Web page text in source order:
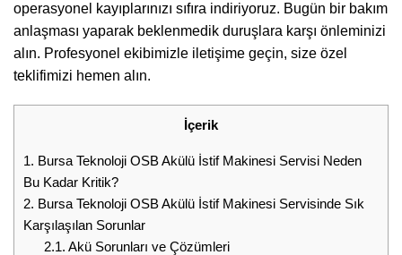
operasyonel kayıplarınızı sıfıra indiriyoruz. Bugün bir bakım
anlaşması yaparak beklenmedik duruşlara karşı önleminizi
alın. Profesyonel ekibimizle iletişime geçin, size özel
teklifimizi hemen alın.
İçerik
1. Bursa Teknoloji OSB Akülü İstif Makinesi Servisi Neden
Bu Kadar Kritik?
2. Bursa Teknoloji OSB Akülü İstif Makinesi Servisinde Sık
Karşılaşılan Sorunlar
2.1. Akü Sorunları ve Çözümleri